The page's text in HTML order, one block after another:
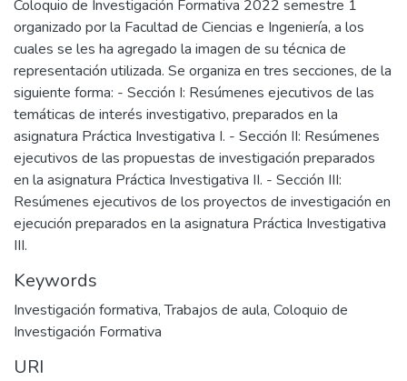
Coloquio de Investigación Formativa 2022 semestre 1
organizado por la Facultad de Ciencias e Ingeniería, a los
cuales se les ha agregado la imagen de su técnica de
representación utilizada. Se organiza en tres secciones, de la
siguiente forma: - Sección I: Resúmenes ejecutivos de las
temáticas de interés investigativo, preparados en la
asignatura Práctica Investigativa I. - Sección II: Resúmenes
ejecutivos de las propuestas de investigación preparados
en la asignatura Práctica Investigativa II. - Sección III:
Resúmenes ejecutivos de los proyectos de investigación en
ejecución preparados en la asignatura Práctica Investigativa
III.
Keywords
Investigación formativa,Trabajos de aula, Coloquio de
Investigación Formativa
URI